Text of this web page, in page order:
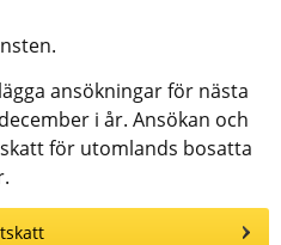
ansökningar för nästa
i år. Ansökan och
för utomlands bosatta